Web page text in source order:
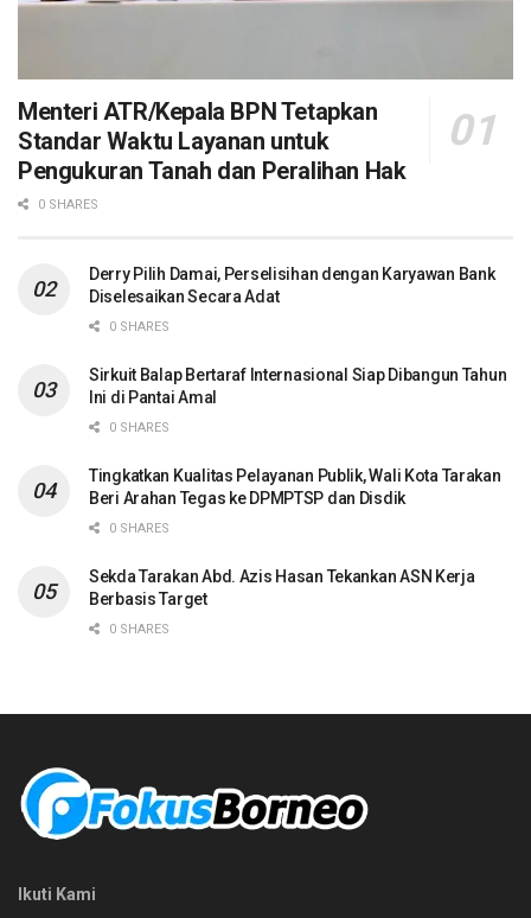
Menteri ATR/Kepala BPN Tetapkan
Standar Waktu Layanan untuk
Pengukuran Tanah dan Peralihan Hak
0 SHARES
Derry Pilih Damai, Perselisihan dengan Karyawan Bank
Diselesaikan Secara Adat
0 SHARES
Sirkuit Balap Bertaraf Internasional Siap Dibangun Tahun
Ini di Pantai Amal
0 SHARES
Tingkatkan Kualitas Pelayanan Publik, Wali Kota Tarakan
Beri Arahan Tegas ke DPMPTSP dan Disdik
0 SHARES
Sekda Tarakan Abd. Azis Hasan Tekankan ASN Kerja
Berbasis Target
0 SHARES
Ikuti Kami